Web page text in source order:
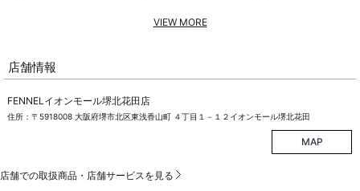
VIEW MORE
店舗情報
FENNELイオンモール堺北花田店
住所：〒5918008 大阪府堺市北区東浅香山町 ４丁目１－１２イオンモール堺北花田
MAP
店舗での取扱商品・店舗サービスを見る